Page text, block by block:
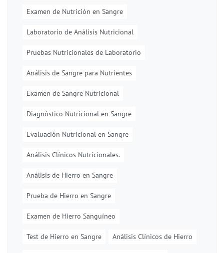
Examen de Nutrición en Sangre
Laboratorio de Análisis Nutricional
Pruebas Nutricionales de Laboratorio
Análisis de Sangre para Nutrientes
Examen de Sangre Nutricional
Diagnóstico Nutricional en Sangre
Evaluación Nutricional en Sangre
Análisis Clínicos Nutricionales.
Análisis de Hierro en Sangre
Prueba de Hierro en Sangre
Examen de Hierro Sanguíneo
Test de Hierro en Sangre Análisis Clínicos de Hierro